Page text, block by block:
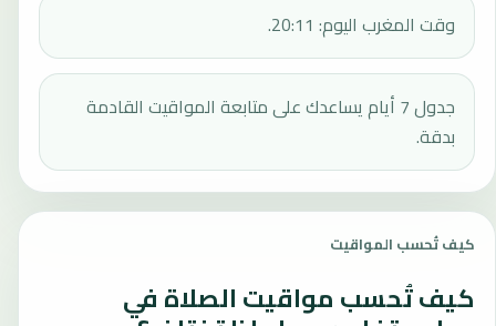
وقت المغرب اليوم: 20:11.
جدول 7 أيام يساعدك على متابعة المواقيت القادمة
بدقة.
كيف تُحسب المواقيت
كيف تُحسب مواقيت الصلاة في